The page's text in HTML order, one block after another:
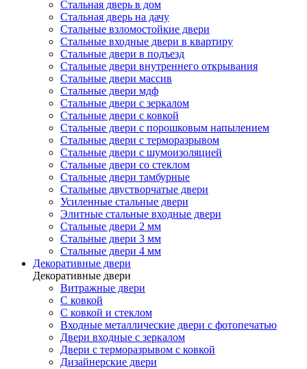
Стальная дверь в дом
Стальная дверь на дачу
Стальные взломостойкие двери
Стальные входные двери в квартиру
Стальные двери в подъезд
Стальные двери внутреннего открывания
Стальные двери массив
Стальные двери мдф
Стальные двери с зеркалом
Стальные двери с ковкой
Стальные двери с порошковым напылением
Стальные двери с терморазрывом
Стальные двери с шумоизоляцией
Стальные двери со стеклом
Стальные двери тамбурные
Стальные двустворчатые двери
Усиленные стальные двери
Элитные стальные входные двери
Стальные двери 2 мм
Стальные двери 3 мм
Стальные двери 4 мм
Декоративные двери
Декоративные двери
Витражные двери
С ковкой
С ковкой и стеклом
Входные металлические двери с фотопечатью
Двери входные с зеркалом
Двери с терморазрывом с ковкой
Дизайнерские двери